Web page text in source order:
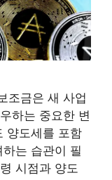
조금은 새 사업
하는 중요한 변
양도세를 포함
는 습관이 필
시점과 양도